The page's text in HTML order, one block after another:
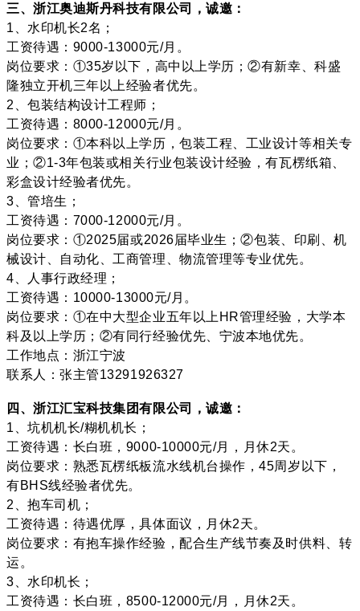
三、浙江奥迪斯丹科技有限公司，诚邀：
1、水印机长2名；
工资待遇：9000-13000元/月。
岗位要求：①35岁以下，高中以上学历；②有新幸、科盛
隆独立开机三年以上经验者优先。
2、包装结构设计工程师；
工资待遇：8000-12000元/月。
岗位要求：①本科以上学历，包装工程、工业设计等相关专
业；②1-3年包装或相关行业包装设计经验，有瓦楞纸箱、
彩盒设计经验者优先。
3、管培生；
工资待遇：7000-12000元/月。
岗位要求：①2025届或2026届毕业生；②包装、印刷、机
械设计、自动化、工商管理、物流管理等专业优先。
4、人事行政经理；
工资待遇：10000-13000元/月。
岗位要求：①在中大型企业五年以上HR管理经验，大学本
科及以上学历；②有同行经验优先、宁波本地优先。
工作地点：浙江宁波
联系人：张主管13291926327
四、浙江汇宝科技集团有限公司，诚邀：
1、坑机机长/糊机机长；
工资待遇：长白班，9000-10000元/月，月休2天。
岗位要求：熟悉瓦楞纸板流水线机台操作，45周岁以下，
有BHS线经验者优先。
2、抱车司机；
工资待遇：待遇优厚，具体面议，月休2天。
岗位要求：有抱车操作经验，配合生产线节奏及时供料、转
运。
3、水印机长；
工资待遇：长白班，8500-12000元/月，月休2天。